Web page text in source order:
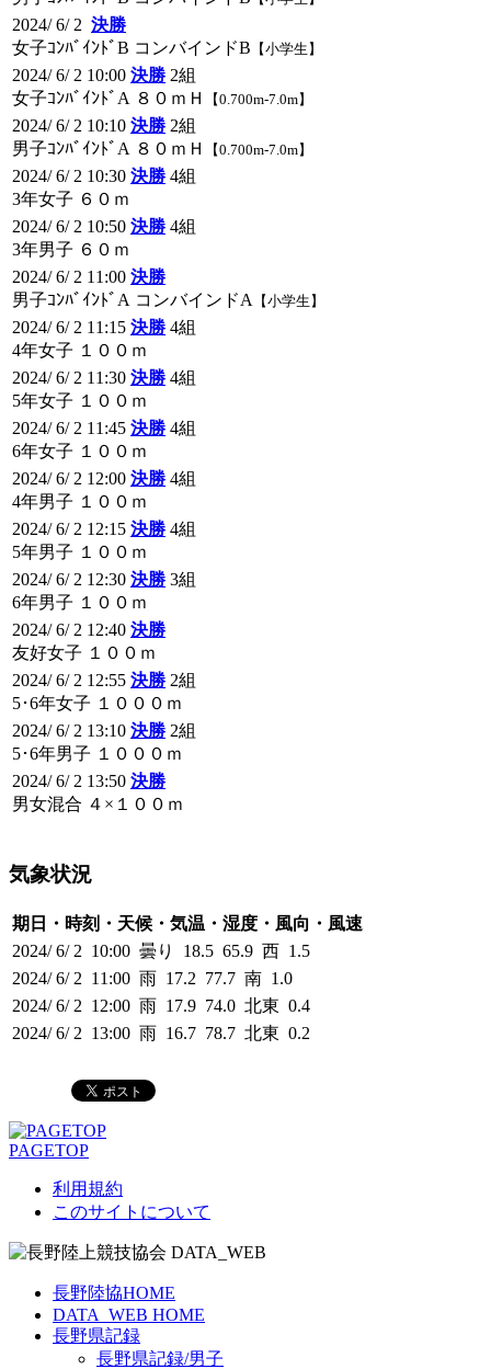
2024/ 6/ 2 決勝
女子ｺﾝﾊﾞｲﾝﾄﾞB コンバインドB 【小学生】
2024/ 6/ 2 10:00 決勝 2組
女子ｺﾝﾊﾞｲﾝﾄﾞA ８０ｍＨ
【0.700m-7.0m】
2024/ 6/ 2 10:10 決勝 2組
男子ｺﾝﾊﾞｲﾝﾄﾞA ８０ｍＨ
【0.700m-7.0m】
2024/ 6/ 2 10:30 決勝 4組
3年女子 ６０ｍ
2024/ 6/ 2 10:50 決勝 4組
3年男子 ６０ｍ
2024/ 6/ 2 11:00 決勝
男子ｺﾝﾊﾞｲﾝﾄﾞA コンバインドA
【小学生】
2024/ 6/ 2 11:15 決勝 4組
4年女子 １００ｍ
2024/ 6/ 2 11:30 決勝 4組
5年女子 １００ｍ
2024/ 6/ 2 11:45 決勝 4組
6年女子 １００ｍ
2024/ 6/ 2 12:00 決勝 4組
4年男子 １００ｍ
2024/ 6/ 2 12:15 決勝 4組
5年男子 １００ｍ
2024/ 6/ 2 12:30 決勝 3組
6年男子 １００ｍ
2024/ 6/ 2 12:40 決勝
友好女子 １００ｍ
2024/ 6/ 2 12:55 決勝 2組
5･6年女子 １０００ｍ
2024/ 6/ 2 13:10 決勝 2組
5･6年男子 １０００ｍ
2024/ 6/ 2 13:50 決勝
男女混合 ４×１００ｍ
気象状況
期日・時刻・天候・気温・湿度・風向・風速
2024/ 6/ 2 10:00 曇り 18.5 65.9 西 1.5
2024/ 6/ 2 11:00 雨 17.2 77.7 南 1.0
2024/ 6/ 2 12:00 雨 17.9 74.0 北東 0.4
2024/ 6/ 2 13:00 雨 16.7 78.7 北東 0.2
PAGETOP
利用規約
このサイトについて
長野陸協HOME
DATA_WEB HOME
長野県記録
長野県記録/男子